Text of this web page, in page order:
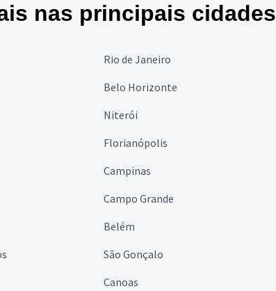
nas principais cidades
Rio de Janeiro
Belo Horizonte
Niterói
Florianópolis
Campinas
Campo Grande
Belém
São Gonçalo
Canoas